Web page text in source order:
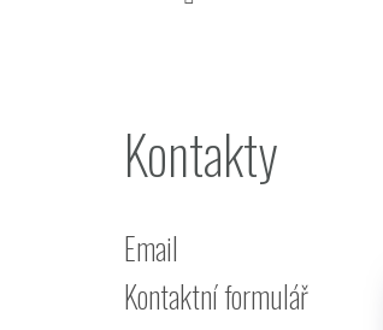
Kontakty
Email
Kontaktní formulář